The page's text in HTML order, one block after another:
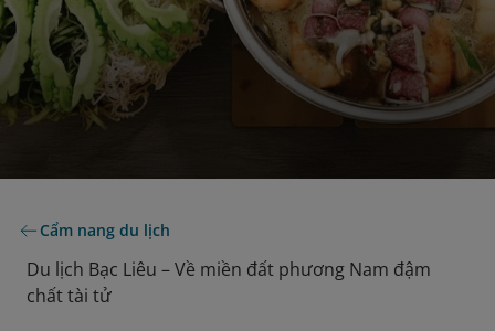
Cẩm nang du lịch
Du lịch Bạc Liêu – Về miền đất phương Nam đậm
chất tài tử